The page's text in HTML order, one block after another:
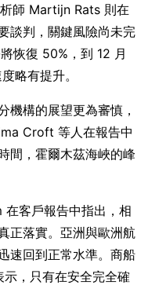
師 Martijn Rats 則在
談判，關鍵風險尚未完
恢復 50%，到 12 月
略有提升。
機構的展望更為審慎，
Croft 等人在報告中
間，霍爾木茲海峽的峰
客戶報告中指出，相
正落實。亞洲與歐洲航
速回到正常水準。商船
，只有在安全完全確